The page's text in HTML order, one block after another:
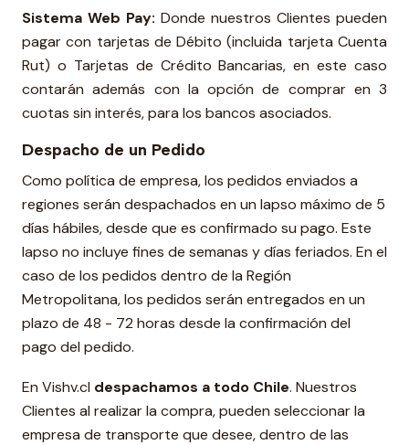
Sistema Web Pay: Donde nuestros Clientes pueden
pagar con tarjetas de Débito (incluida tarjeta Cuenta
Rut) o Tarjetas de Crédito Bancarias, en este caso
contarán además con la opción de comprar en 3
cuotas sin interés, para los bancos asociados.
Despacho de un Pedido
Como política de empresa, los pedidos enviados a
regiones serán despachados en un lapso máximo de 5
días hábiles, desde que es confirmado su pago. Este
lapso no incluye fines de semanas y días feriados. En el
caso de los pedidos dentro de la Región
Metropolitana, los pedidos serán entregados en un
plazo de 48 - 72 horas desde la confirmación del
pago del pedido.
En Vishv.cl despachamos a todo Chile. Nuestros
Clientes al realizar la compra, pueden seleccionar la
empresa de transporte que desee, dentro de las